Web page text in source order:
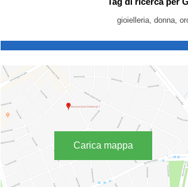
gioielleria, donna,
Carica mappa